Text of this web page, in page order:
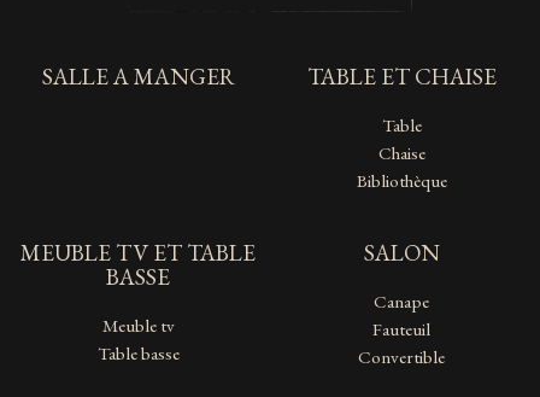
SALLE A MANGER TABLE ET CHAISE
Table
Chaise
Bibliothèque
MEUBLE TV ET TABLE
BASSE
Meuble tv
Table basse
SALON
Canape
Fauteuil
Convertible